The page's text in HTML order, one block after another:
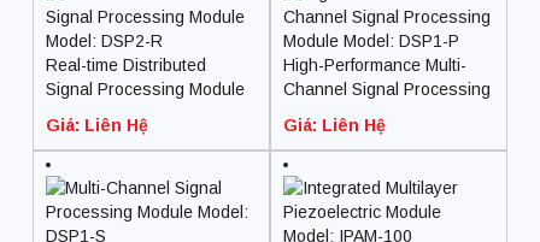
Real-time Distributed
Signal Processing Module
Model: DSP2-R
Giá: Liên Hệ
High-Performance Multi-
Channel Signal Processing
Module Model: DSP1-P
Giá: Liên Hệ